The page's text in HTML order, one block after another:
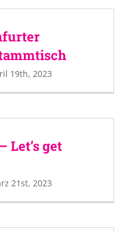
19th, 2023
Let’s get
21st, 2023